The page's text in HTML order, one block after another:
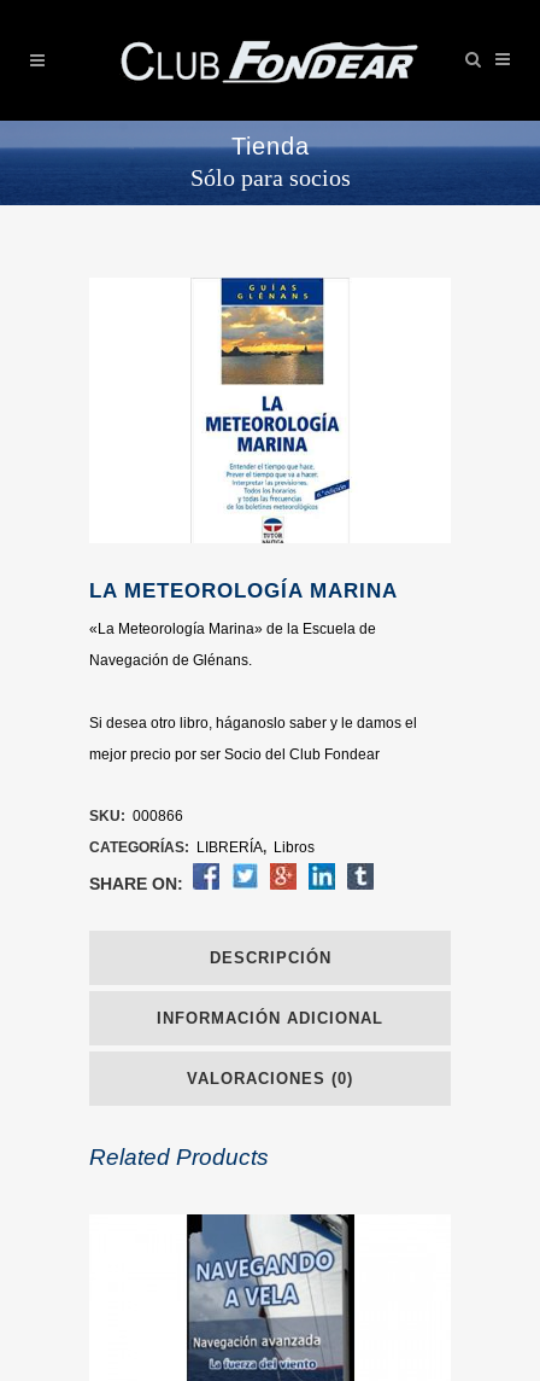
Tienda
Sólo para socios
LA METEOROLOGÍA MARINA
«La Meteorología Marina» de la Escuela de
Navegación de Glénans.
Si desea otro libro, háganoslo saber y le damos el
mejor precio por ser Socio del Club Fondear
SKU: 000866
CATEGORÍAS:
LIBRERÍA, Libros
SHARE ON:
DESCRIPCIÓN
INFORMACIÓN ADICIONAL
VALORACIONES (0)
Related Products